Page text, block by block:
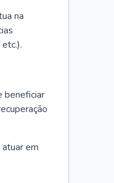
na
beneficiar
em